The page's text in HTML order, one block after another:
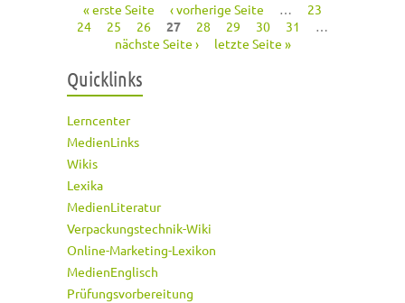
Seiten
« erste Seite ‹ vorherige Seite …
23
24
25 26 27 28 29 30 31
…
nächste Seite ›
letzte Seite »
Quicklinks
Lerncenter
MedienLinks
Wikis
Lexika
MedienLiteratur
Verpackungstechnik-Wiki
Online-Marketing-Lexikon
MedienEnglisch
Prüfungsvorbereitung